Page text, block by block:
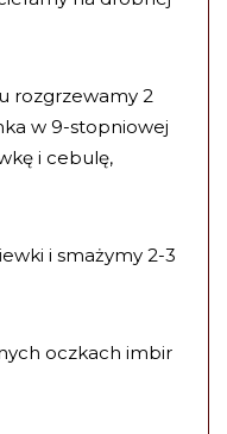
rozgrzewamy 2
w 9-stopniowej
i cebulę,
i smażymy 2-3
oczkach imbir